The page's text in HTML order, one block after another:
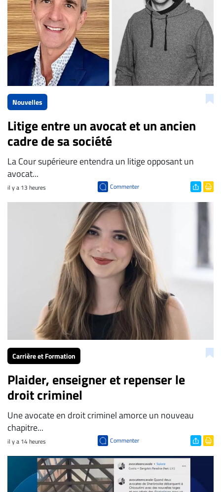
Nouvelles
Litige entre un avocat et un ancien
cadre de sa société
La Cour supérieure entendra un litige opposant un
avocat...
il y a 13 heures Commenter
Carrière et Formation
Plaider, enseigner et repenser le
droit criminel
Une avocate en droit criminel amorce un nouveau
chapitre...
il y a 14 heures Commenter